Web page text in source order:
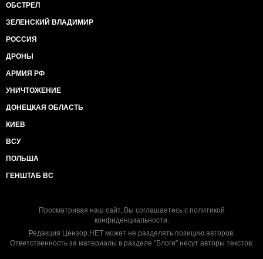
ОБСТРЕЛ
ЗЕЛЕНСКИЙ ВЛАДИМИР
РОССИЯ
ДРОНЫ
АРМИЯ РФ
УНИЧТОЖЕНИЕ
ДОНЕЦКАЯ ОБЛАСТЬ
КИЕВ
ВСУ
ПОЛЬША
ГЕНШТАБ ВС
Просматривая наш сайт, Вы соглашаетесь с политикой
конфиденциальности.
Редакция Цензор.НЕТ может не разделять позицию авторов.
Ответственность за материалы в разделе "Блоги" несут авторы текстов.